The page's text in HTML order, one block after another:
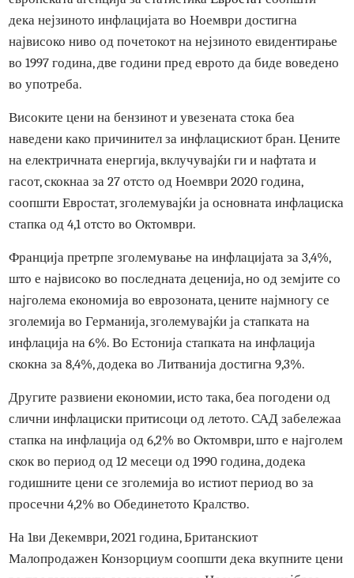
инфлација во еврозоната да излезе од контрола,
европската агенција за статистика
Евростат
дека нејзиното инфлацијата во Ноември достигна
највисоко ниво од почетокот на нејзиното
во употреба.
Високите цени на бензинот и увезената стока беа
наведени како причинител за инфлацискиот бран.
на електричната енергија, вклучувајќи ги и нафтата и
гасот, скокнаа за 27 отсто од Ноември 2020 година,
стапка од 4,1 отсто во Октомври.
Франција претрпе зголемување на инфлацијата за 3,4%,
што е највисоко во последната деценија, но од земјите
најголема економија во еврозоната, цените најмногу се
зголемија во Германија, зголемувајќи ја стапката на
инфлација на 6%. Во Естонија стапката на инфлација
скокна за 8,4%, додека во Литванија достигна 9,3%.
Другите развиени економии, исто така, беа погодени од
слични инфлациски притисоци од летото. САД
стапка на инфлација од 6,2% во Октомври, што е
годишните цени се зголемија во истиот период во за
просечни 4,2% во Обединетото Кралство.